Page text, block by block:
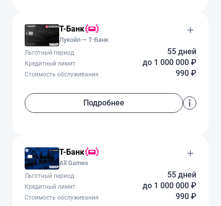
Т-Банк
Лукойл — Т‑Банк
55 дней
Льготный период
до 1 000 000 ₽
Кредитный лимит
990 ₽
Стоимость обслуживания
Подробнее
Т-Банк
All Games
55 дней
Льготный период
до 1 000 000 ₽
Кредитный лимит
990 ₽
Стоимость обслуживания